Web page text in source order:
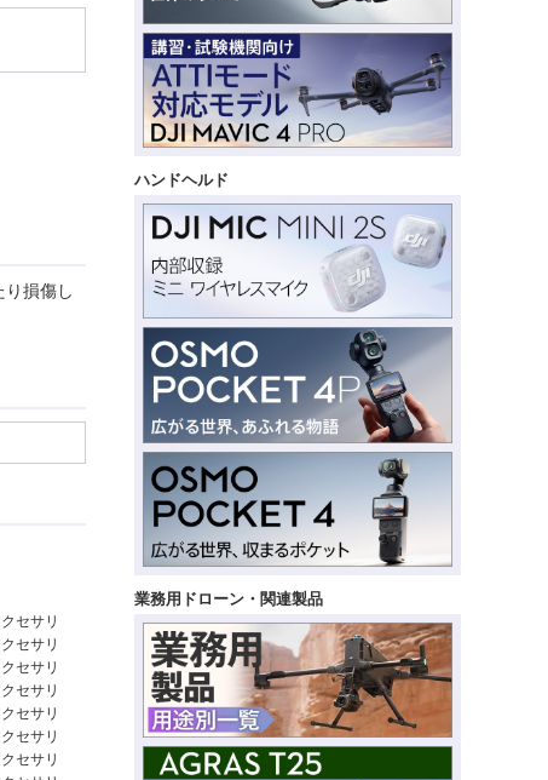
ハンドヘルド
業務用ドローン・関連製品
り損傷し
セサリ
セサリ
セサリ
セサリ
セサリ
セサリ
セサリ